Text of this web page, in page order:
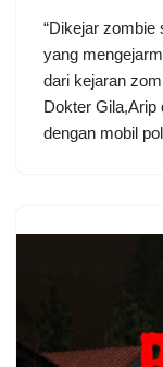
“Dikejar
yang
dari kejaran
Dokter Gila,Arip
dengan mobil